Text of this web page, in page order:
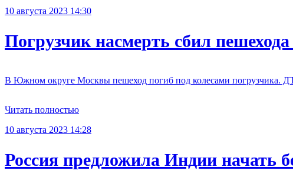
10 августа 2023 14:30
Погрузчик насмерть сбил
В Южном округе Москвы пешеход погиб под колесами погрузчика.
Читать полностью
10 августа 2023 14:28
Россия предложила Индии начать